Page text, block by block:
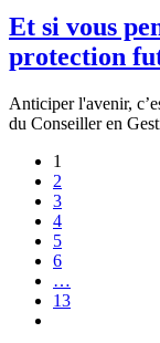
Et si vous
protection
Anticiper l'avenir,
du Conseiller en
1
2
3
4
5
6
…
13